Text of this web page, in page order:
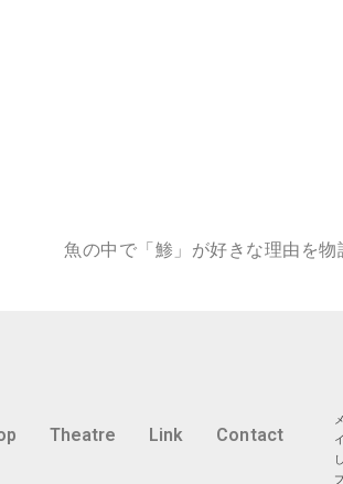
魚の中で「鯵」が好きな理由を物
Theatre Link Contact